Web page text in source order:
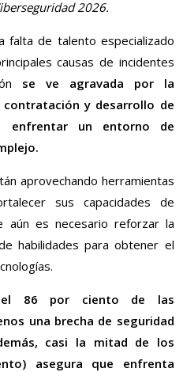
2026.
falta de talento especializado
causas de incidentes
se ve agravada por la
y desarrollo de
enfrentar un entorno de
aprovechando herramientas
sus capacidades de
aún es necesario reforzar la
habilidades para obtener el
86 por ciento de las
una brecha de seguridad
casi la mitad de los
asegura que enfrenta